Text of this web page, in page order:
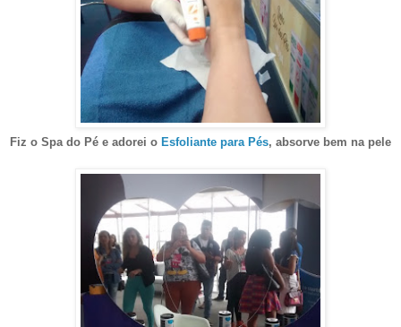
Fiz o Spa do Pé e adorei o Esfoliante para Pés, absorve bem na pele